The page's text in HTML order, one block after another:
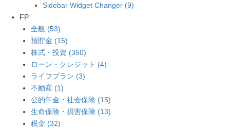
Sidebar Widget Changer (9)
FP
全般 (53)
預貯金 (15)
株式・投資 (350)
ローン・クレジット (4)
ライフプラン (3)
不動産 (1)
公的年金・社会保険 (15)
生命保険・損害保険 (13)
税金 (32)